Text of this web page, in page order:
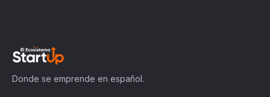
Donde se emprende en español.